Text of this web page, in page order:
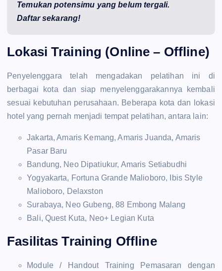
Temukan potensimu yang belum tergali.
Daftar sekarang!
Lokasi Training (Online – Offline)
Penyelenggara telah mengadakan pelatihan ini di
berbagai kota dan siap menyelenggarakannya kembali
sesuai kebutuhan perusahaan. Beberapa kota dan lokasi
hotel yang pernah menjadi tempat pelatihan, antara lain:
Jakarta, Amaris Kemang, Amaris Juanda, Amaris
Pasar Baru
Bandung, Neo Dipatiukur, Amaris Setiabudhi
Yogyakarta, Fortuna Grande Malioboro, Ibis Style
Malioboro, Delaxston
Surabaya, Neo Gubeng, 88 Embong Malang
Bali, Quest Kuta, Neo+ Legian Kuta
Fasilitas Training Offline
Module / Handout Training Pemasaran dengan